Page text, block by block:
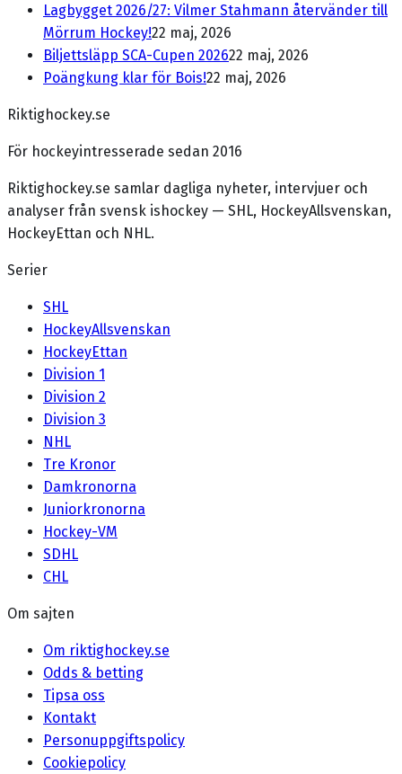
Lagbygget 2026/27: Vilmer Stahmann återvänder till
Mörrum Hockey!22 maj, 2026
Biljettsläpp SCA-Cupen 202622 maj, 2026
Poängkung klar för Bois!22 maj, 2026
Riktighockey.se
För hockeyintresserade sedan 2016
Riktighockey.se samlar dagliga nyheter, intervjuer och
analyser från svensk ishockey — SHL, HockeyAllsvenskan,
HockeyEttan och NHL.
Serier
SHL
HockeyAllsvenskan
HockeyEttan
Division 1
Division 2
Division 3
NHL
Tre Kronor
Damkronorna
Juniorkronorna
Hockey-VM
SDHL
CHL
Om sajten
Om riktighockey.se
Odds & betting
Tipsa oss
Kontakt
Personuppgiftspolicy
Cookiepolicy